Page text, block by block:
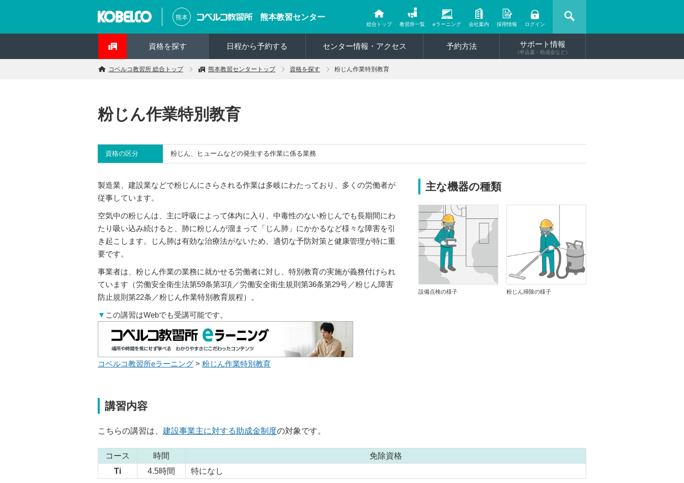
熊本 熊本教習センター
総合トップ 教習所一覧 eラーニング 会社案内 採用情報 ログイン
資格を探す 日程から予約する センター情報・アクセス 予約方法 サポート情報
（申込書・助成金など）
コベルコ教習所 総合トップ 熊本教習センタートップ 資格を探す 粉じん作業特別教育
粉じん作業特別教育
資格の区分 粉じん、ヒュームなどの発生する作業に係る業務
製造業、建設業などで粉じんにさらされる作業は多岐にわたっており、多くの労働者が
従事しています。
空気中の粉じんは、主に呼吸によって体内に入り、中毒性のない粉じんでも長期間にわ
たり吸い込み続けると、肺に粉じんが溜まって「じん肺」にかかるなど様々な障害を引
き起こします。じん肺は有効な治療法がないため、適切な予防対策と健康管理が特に重
要です。
事業者は、粉じん作業の業務に就かせる労働者に対し、特別教育の実施が義務付けられ
ています（労働安全衛生法第59条第3項／労働安全衛生規則第36条第29号／粉じん障害
防止規則第22条／粉じん作業特別教育規程）。
▼ この講習はWebでも受講可能です。
コベルコ教習所eラーニング > 粉じん作業特別教育
主な機器の種類
設備点検の様子 粉じん掃除の様子
講習内容
こちらの講習は、 建設事業主に対する助成金制度の対象です。
コース 時間
免除資格
Ti
4.5時間 特になし